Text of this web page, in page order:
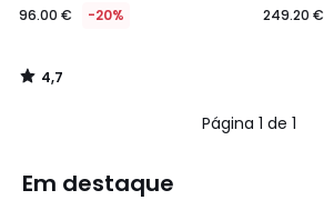
96.00 € -20%
4,7
/
249.20 €
Página 1 de 1
Em destaque